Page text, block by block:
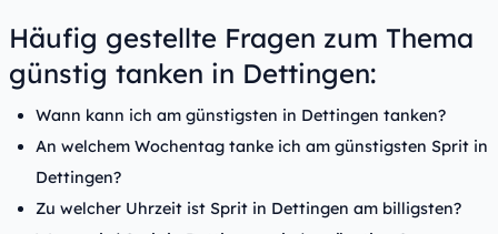
Häufig gestellte Fragen zum Thema
günstig tanken in Dettingen:
Wann kann ich am günstigsten in Dettingen tanken?
An welchem Wochentag tanke ich am günstigsten Sprit in
Dettingen?
Zu welcher Uhrzeit ist Sprit in Dettingen am billigsten?